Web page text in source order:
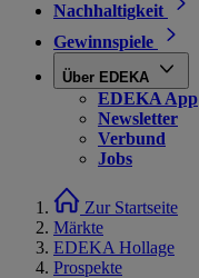
Nachhaltigkeit
Gewinnspiele
Über EDEKA
EDEKA App
Newsletter
Verbund
Jobs
Zur Startseite
Märkte
EDEKA Hollage
Prospekte